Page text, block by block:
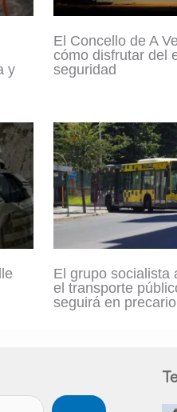
y
El Concello de A
cómo disfrutar del
seguridad
El grupo socialista
el transporte
seguirá en precario